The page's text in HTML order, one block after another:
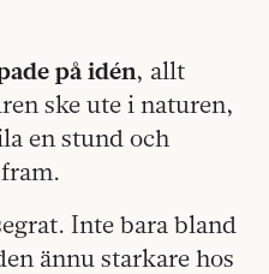
på idén, allt
ske ute i naturen,
en stund och
Inte bara bland
ännu starkare hos